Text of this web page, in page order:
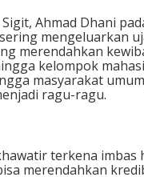
Ahmad Dhani
mengeluarkan
merendahkan
kelompok
masyarakat
ragu-ragu.
terkena imbas
merendahkan